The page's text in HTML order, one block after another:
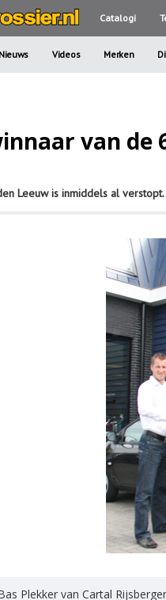
Catalogi
Nieuws Videos Merken
van de
Leeuw is inmiddels al
Plekker van Cartal